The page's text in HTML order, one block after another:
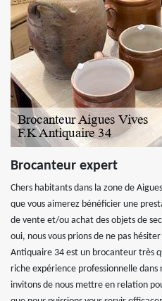
Brocanteur expert
Chers habitants dans la zone de
que vous aimerez bénéficier une
de vente et/ou achat des objets de
oui, nous vous prions de ne pas
Antiquaire 34 est un brocanteur très
riche expérience professionnelle
invitons de nous mettre en relation